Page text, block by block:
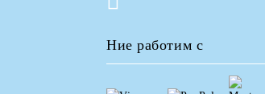
Ние работим с